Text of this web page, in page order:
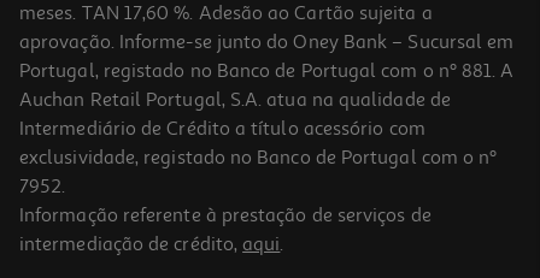
Molho Auchan Muito Picante 305g
meses. TAN 17,60 %. Adesão ao Cartão sujeita a
aprovação. Informe-se junto do Oney Bank – Sucursal em
Portugal, registado no Banco de Portugal com o nº 881. A
Auchan Retail Portugal, S.A. atua na qualidade de
Intermediário de Crédito a título acessório com
exclusividade, registado no Banco de Portugal com o nº
7952.
Informação referente à prestação de serviços de
intermediação de crédito, aqui.